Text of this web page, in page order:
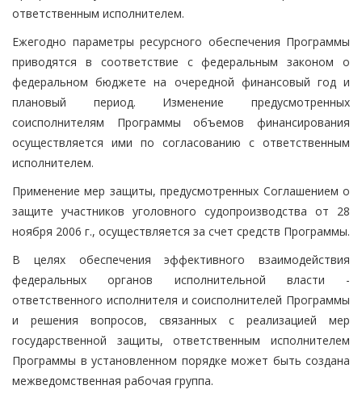
ответственным исполнителем.
Ежегодно параметры ресурсного обеспечения Программы
приводятся в соответствие с федеральным законом о
федеральном бюджете на очередной финансовый год и
плановый период. Изменение предусмотренных
соисполнителям Программы объемов финансирования
осуществляется ими по согласованию с ответственным
исполнителем.
Применение мер защиты, предусмотренных Соглашением о
защите участников уголовного судопроизводства от 28
ноября 2006 г., осуществляется за счет средств Программы.
В целях обеспечения эффективного взаимодействия
федеральных органов исполнительной власти -
ответственного исполнителя и соисполнителей Программы
и решения вопросов, связанных с реализацией мер
государственной защиты, ответственным исполнителем
Программы в установленном порядке может быть создана
межведомственная рабочая группа.